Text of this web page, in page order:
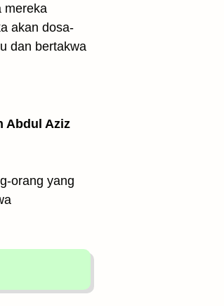
mereka
akan dosa-
dan bertakwa
Abdul Aziz
orang yang